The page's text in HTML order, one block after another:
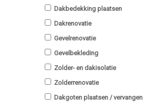
Dakbedekking plaatsen
Dakrenovatie
Gevelrenovatie
Gevelbekleding
Zolder- en dakisolatie
Zolderrenovatie
Dakgoten plaatsen / vervangen